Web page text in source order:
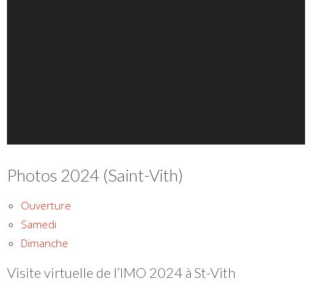
Photos 2024 (Saint-Vith)
Ouverture
Samedi
Dimanche
Visite virtuelle de l’IMO 2024 à St-Vith